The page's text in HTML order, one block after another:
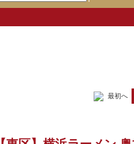
最初へ